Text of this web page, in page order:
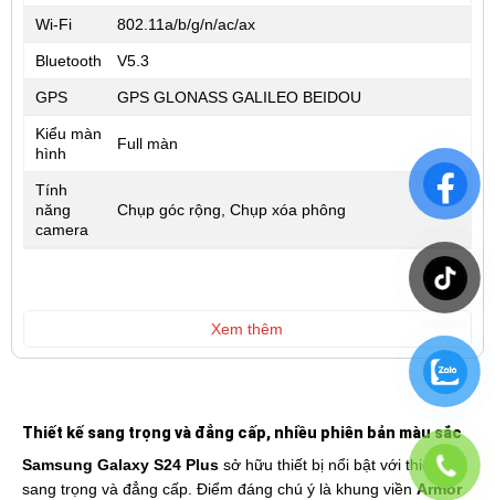
Thiết kế sang trọng và đẳng cấp, nhiều phiên bản màu sắc
Samsung Galaxy S24 Plussở hữu thiết bị nổi bật với thiết kế
sang trọng và đẳng cấp. Điểm đáng chú ý là khung viềnArmor
Wi-Fi 802.11a/b/g/n/ac/ax
Bluetooth V5.3
GPS GPS GLONASS GALILEO BEIDOU
Kiểu màn
hình
Full màn
Tính
năng
camera
Chụp góc rộng, Chụp xóa phông
Xem thêm